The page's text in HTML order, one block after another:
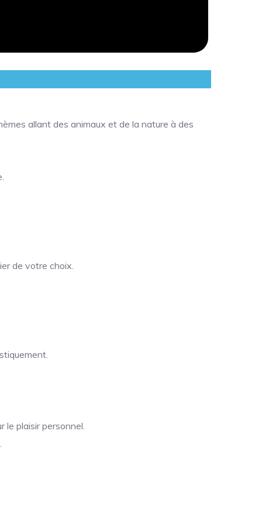
allant des animaux et de la nature à des
de votre choix.
plaisir personnel.